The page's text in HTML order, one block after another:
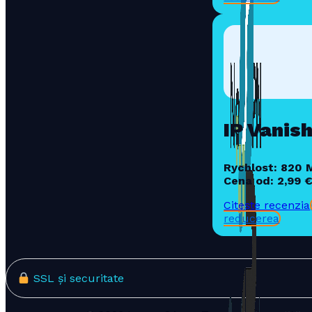
IP Vanish
Rychlost: 820
Cena od: 2,99 €
Citește recenzia
reducerea
SSL și securitate